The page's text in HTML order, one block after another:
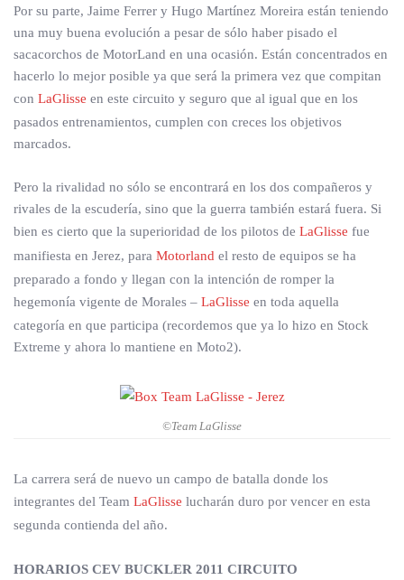
Por su parte, Jaime Ferrer y Hugo Martínez Moreira están teniendo
una muy buena evolución a pesar de sólo haber pisado el
sacacorchos de MotorLand en una ocasión. Están concentrados en
hacerlo lo mejor posible ya que será la primera vez que compitan
con LaGlisse en este circuito y seguro que al igual que en los
pasados entrenamientos, cumplen con creces los objetivos
marcados.
Pero la rivalidad no sólo se encontrará en los dos compañeros y
rivales de la escudería, sino que la guerra también estará fuera. Si
bien es cierto que la superioridad de los pilotos de LaGlisse fue
manifiesta en Jerez, para Motorland el resto de equipos se ha
preparado a fondo y llegan con la intención de romper la
hegemonía vigente de Morales – LaGlisse en toda aquella
categoría en que participa (recordemos que ya lo hizo en Stock
Extreme y ahora lo mantiene en Moto2).
©Team LaGlisse
La carrera será de nuevo un campo de batalla donde los
integrantes del Team LaGlisse lucharán duro por vencer en esta
segunda contienda del año.
HORARIOS CEV BUCKLER 2011 CIRCUITO